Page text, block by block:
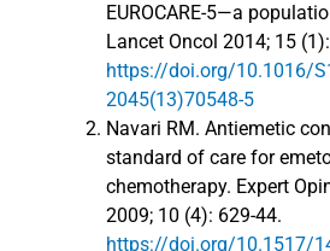
EUROCARE-5—a
Lancet Oncol 2014; 15
https://doi.org/10.1016/
2045(13)70548-5
Navari RM. Antiemetic
standard of care for
chemotherapy. Expert
2009; 10 (4): 629-44.
https://doi.org/10.1517/